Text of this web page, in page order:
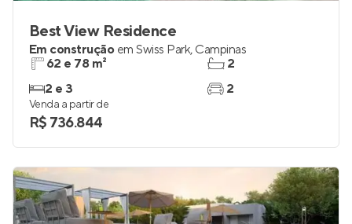
Best View Residence
Em construção em Swiss Park, Campinas
62 e 78 m²
2 e 3
2
2
Venda a partir de
R$ 736.844